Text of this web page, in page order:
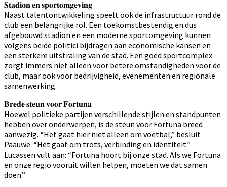
𝐒𝐭𝐚𝐝𝐢𝐨𝐧 𝐞𝐧 𝐬𝐩𝐨𝐫𝐭𝐨𝐦𝐠𝐞𝐯𝐢𝐧𝐠
Naast talentontwikkeling speelt ook de infrastructuur rond de
club een belangrijke rol. Een toekomstbestendig en dus
afgebouwd stadion en een moderne sportomgeving kunnen
volgens beide politici bijdragen aan economische kansen en
een sterkere uitstraling van de stad. Een goed sportcomplex
zorgt immers niet alleen voor betere omstandigheden voor de
club, maar ook voor bedrijvigheid, evenementen en regionale
samenwerking.
𝐁𝐫𝐞𝐝𝐞 𝐬𝐭𝐞𝐮𝐧 𝐯𝐨𝐨𝐫 𝐅𝐨𝐫𝐭𝐮𝐧𝐚
Hoewel politieke partijen verschillende stijlen en standpunten
hebben over onderwerpen, is de steun voor Fortuna breed
aanwezig. “Het gaat hier niet alleen om voetbal,” besluit
Paauwe. “Het gaat om trots, verbinding en identiteit.”
Lucassen vult aan: “Fortuna hoort bij onze stad. Als we Fortuna
en onze regio vooruit willen helpen, moeten we dat samen
doen.”